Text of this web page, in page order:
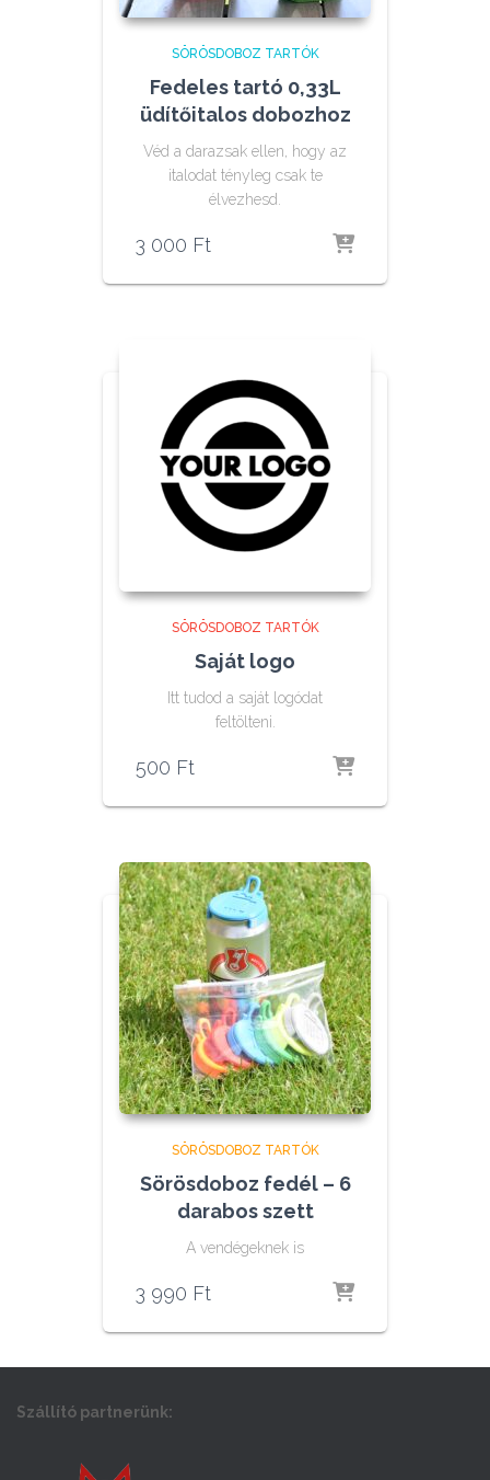
SÖRÖSDOBOZ TARTÓK
Fedeles tartó 0,33L
üdítőitalos dobozhoz
Véd a darazsak ellen, hogy az
italodat tényleg csak te
élvezhesd.
3 000 Ft
SÖRÖSDOBOZ TARTÓK
Saját logo
Itt tudod a saját logódat
feltölteni.
500 Ft
SÖRÖSDOBOZ TARTÓK
Sörösdoboz fedél – 6
darabos szett
A vendégeknek is
3 990 Ft
Szállító partnerünk: